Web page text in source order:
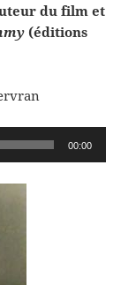
du film et
(éditions
00:00